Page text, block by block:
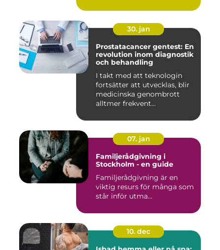
30. jan
Prostatacancer gentest: En
revolution inom diagnostik
och behandling
I takt med att teknologin
fortsätter att utvecklas, blir
medicinska genombrott
alltmer frekvent...
07. jan
Familjerådgivning i
Stockholm - en guide
Familjerådgivning är en
viktig resurs för många som
står inför utma...
10. dec